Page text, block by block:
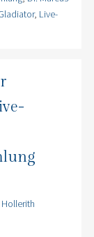
, Live-